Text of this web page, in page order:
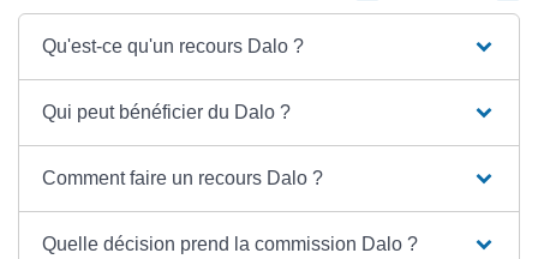
Qu'est-ce qu'un recours Dalo ?
Qui peut bénéficier du Dalo ?
Comment faire un recours Dalo ?
Quelle décision prend la commission Dalo ?